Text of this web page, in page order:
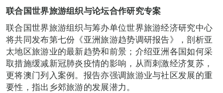
联合国世界旅游组织与论坛合作研究专案
联合国世界旅游组织与筹办单位世界旅游经济研究中心
将共同发布第七份《亚洲旅游趋势调研报告》，剖析亚
太地区旅游业的最新趋势和前景；介绍亚洲各国如何采
取措施缓减新冠肺炎疫情的影响，从而刺激经济复苏，
更将澳门列入案例。报告亦强调旅游业与社区发展的重
要性，指出乡郊旅游的发展潜力。